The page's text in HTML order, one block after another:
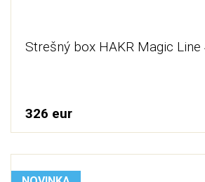
Strešný box HAKR Magic
326 eur